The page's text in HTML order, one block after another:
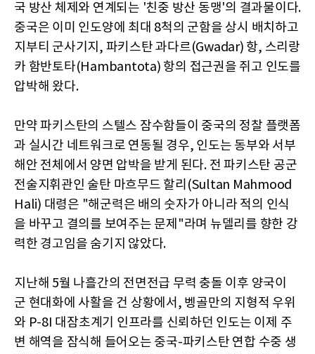
국 방산 체제와 연계되는 '친중 방산 동맹'의 결과물이다.
중국은 이미 인도양에 최대 8척의 군함을 상시 배치하고
지부티 군사기지, 파키스탄 과다르(Gwadar) 항, 스리랑
카 함반토타(Hambantota) 항의 접근권을 쥐고 인도를
압박해 왔다.
만약 파키스탄의 스텔스 잠수함들이 중국의 정찰 플랫폼
과 실시간 네트워크로 연동될 경우, 인도는 동부와 서부
해안 전체에서 양면 압박을 받게 된다. 전 파키스탄 공군
전술지휘관인 술탄 마흐무드 할리(Sultan Mahmood
Hali) 대령은 "해군력은 배의 숫자가 아니라 적의 인식
을 바꾸고 결의를 보여주는 문제"라며 뉴델리를 향한 강
력한 경고임을 숨기지 않았다.
지난해 5월 나흘간의 전면전급 무력 충돌 이후 양국이
군 현대화에 사활을 건 상황에서, 벵골만의 지형적 우위
와 P-8I 대잠초계기 인프라를 신뢰하던 인도는 이제 주
변 해역을 잠식해 들어오는 중국-파키스탄 연합 수중 생